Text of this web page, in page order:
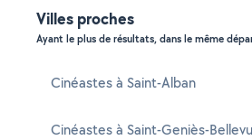
Villes proches
Ayant le plus de résultats, dans le même
Cinéastes à Saint-Alban
Cinéastes à Saint-Geniès-